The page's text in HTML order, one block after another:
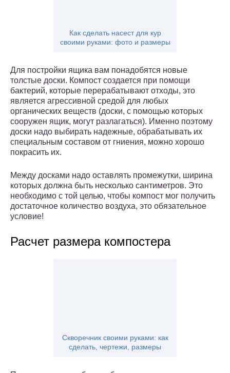
Как сделать насест для кур
своими руками: фото и размеры
Для постройки ящика вам понадобятся новые
толстые доски. Компост создается при помощи
бактерий, которые перерабатывают отходы, это
является агрессивной средой для любых
органических веществ (доски, с помощью которых
сооружен ящик, могут разлагаться). Именно поэтому
доски надо выбирать надежные, обрабатывать их
специальным составом от гниения, можно хорошо
покрасить их.
Между досками надо оставлять промежутки, ширина
которых должна быть несколько сантиметров. Это
необходимо с той целью, чтобы компост мог получить
достаточное количество воздуха, это обязательное
условие!
Расчет размера компостера
Скворечник своими руками: как
сделать, чертежи, размеры